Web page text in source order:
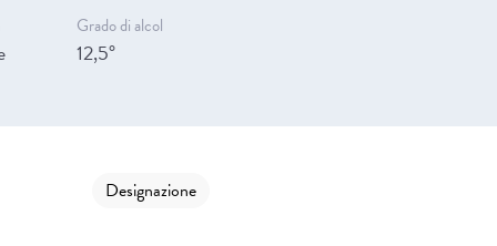
Grado di alcol
12,5°
Designazione